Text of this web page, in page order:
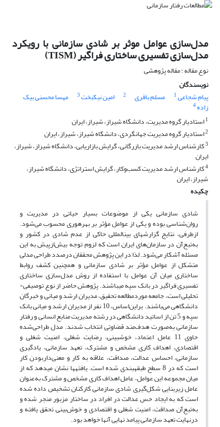
مدل‌سازی عوامل موثر بر شادی سازمانی با رویکرد
مدل‌سازی تفسیری ساختاری فراگیر (TISM)
نوع مقاله : مقاله پژوهشی
نویسندگان
پیام شجاعی1 مسلم باقری 2 امین نیکبخت3 مهسا محسنی بیک
زاده4
1استادیار گروه مدیریت، دانشگاه شیراز، شیراز، ایران
2استادیار گروه مدیریت جهانگردی، دانشگاه شیراز، شیراز، ایران
3کارشناس ارشد مدیریت بازرگانی، گرایش بازاریابی، دانشگاه شیراز، شیراز،
ایران
4کارشناس ارشد مدیریت کسب‌و‌کار، گرایش استراتژی، دانشگاه شیراز،
شیراز، ایران
چکیده
شادی سازمانی یکی از موضوعات بسیار حیاتی در مدیریت و
روان‌شناسی بوده و یکی از عوامل مؤثر بر بهره­وری محسوب می­‌شود.
ازطرفی، نتایج گزارش­های بین­المللی حاکی از عدم شادی در کشور و
به‌تبع‌آن در سازمان‌های ایران است که لزوم توجه بیش‌ازپیش به این
مسئله آشکار می‌شود. لذا در این پژوهش محققان درصدد طراحی مدلی
متشکل از عوامل مؤثر بر شادی سازمانی و همچنین کشف روابط
ساختاری میان آن­ عوامل با استفاده از روش مدل‌سازی ساختاری
تفسیری فراگیر در بانک سپه می­باشند. پژوهش حاضر از نوع توصیفی-
تحلیلی است، جامعه موردمطالعه تحقیق، مدیران ارشد و میانی و خبرگان
دانشگاهی می‌باشند. براین‌اساس، 10 نفر از مدیران ارشد و میانی بانک
سپه و 5 تن از اساتید دانشگاهی در رشته مدیریت منابع انسانی و رفتار
سازمانی به‌صورت هدف‌مند قضاوتی انتخاب شدند. مدل طراحی‌شده
حاوی 11 عامل اعتماد، خوش­بینی، رضایت شغلی، امنیت شغلی و
اقتصادی، اهداف کاری مشخص و مشترک، تعهد سازمانی، یادگیری
سازمانی، احساس عدالت، صداقت، علاقه‌ به کار و معنی‌داربودن کار
است که در 8 سطح طبقه­بندی شده است. یافته­ها نشان می­دهد که از
میان مجموعه این عوامل، عامل اهداف کاری مشخص و مشترک به‌عنوان
عامل زیربنایی شکل‌گیری شادی سازمانی کارکنان تشخیص داده ‌شده‌
است که به ایجاد حس عدالت در افراد در ساختار مزبور منجر شده و
به‌تبع‌آن صداقت، امنیت شغلی و اقتصادی و خوش‌بینی تحقق یافته و
درنهایت تعهد سازمانی پیامد نهایی آنها خواهد بود.